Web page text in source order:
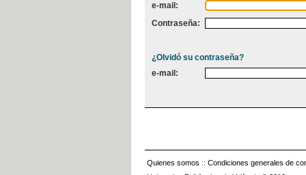
e-mail:
Contraseña:
¿Olvidó su contraseña?
e-mail:
Quienes somos :: Condiciones generales de